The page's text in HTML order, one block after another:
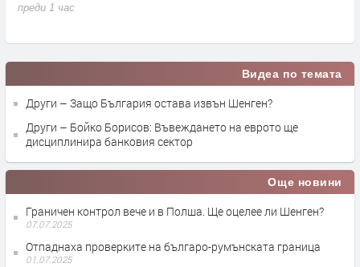
преди 1 час
Видеа по темата
Други – Защо България остава извън Шенген?
Други – Бойко Борисов: Въвеждането на еврото ще
дисциплинира банковия сектор
Още новини
Граничен контрол вече и в Полша. Ще оцелее ли Шенген?
07.07.2025
Отпаднаха проверките на българо-румънската граница
01.07.2025